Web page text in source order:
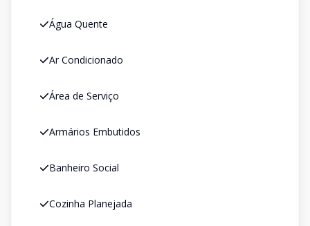
Água Quente
Ar Condicionado
Área de Serviço
Armários Embutidos
Banheiro Social
Cozinha Planejada